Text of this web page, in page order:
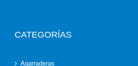
CATEGORÍAS
Agarraderas